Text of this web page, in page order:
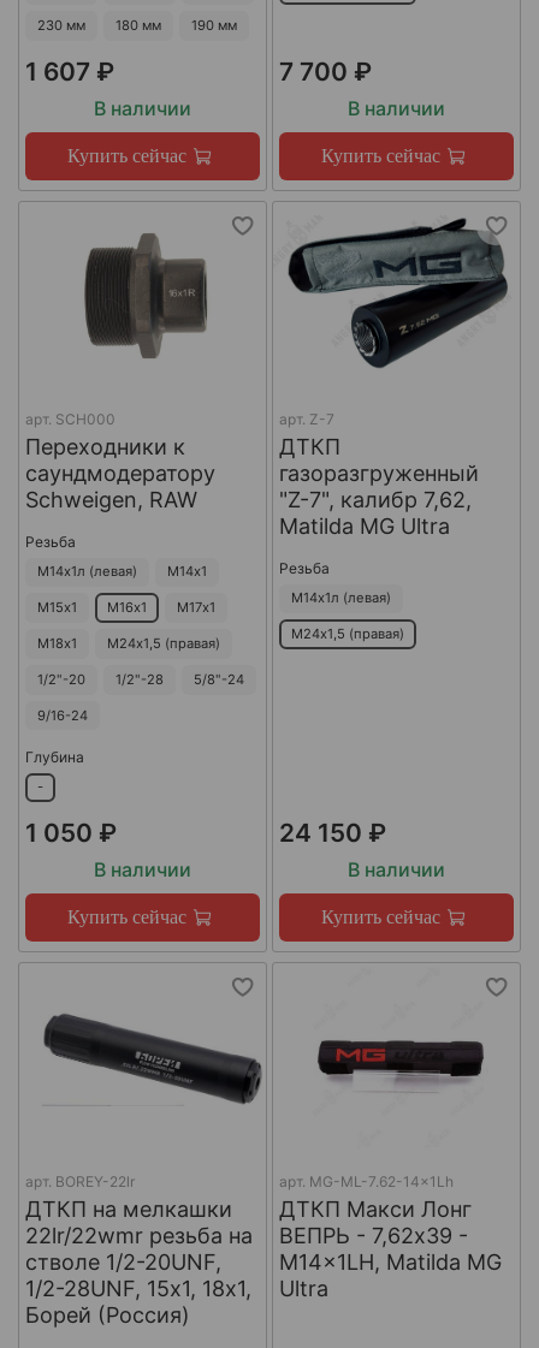
230 мм 180 мм 190 мм
1 607 ₽
В наличии
Купить сейчас
7 700 ₽
В наличии
Купить сейчас
арт. SCH000
Переходники к
саундмодератору
Schweigen, RAW
Резьба
М14х1л (левая) М14х1
М15х1 М16х1 М17х1
М18х1 М24х1,5 (правая)
1/2"-20 1/2"-28 5/8"-24
9/16-24
Глубина
-
1 050 ₽
В наличии
Купить сейчас
арт. Z-7
ДТКП
газоразгруженный
"Z-7", калибр 7,62,
Matilda MG Ultra
Резьба
М14х1л (левая)
М24х1,5 (правая)
24 150 ₽
В наличии
Купить сейчас
арт. BOREY-22lr
ДТКП на мелкашки
22lr/22wmr резьба на
стволе 1/2-20UNF,
1/2-28UNF, 15х1, 18х1,
Борей (Россия)
арт. MG-ML-7.62-14x1Lh
ДТКП Макси Лонг
ВЕПРЬ - 7,62x39 -
M14x1LH, Matilda MG
Ultra